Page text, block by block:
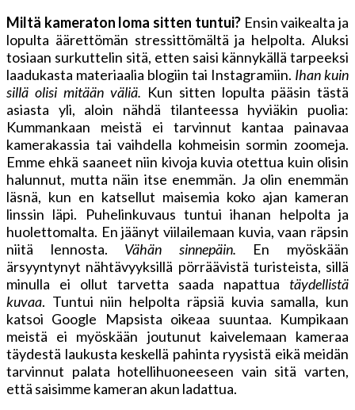
Miltä kameraton loma sitten tuntui?Ensin vaikealta ja
lopulta äärettömän stressittömältä ja helpolta. Aluksi
tosiaan surkuttelin sitä, etten saisi kännykällä tarpeeksi
laadukasta materiaalia blogiin tai Instagramiin. Ihan kuin
sillä olisi mitään väliä. Kun sitten lopulta pääsin tästä
asiasta yli, aloin nähdä tilanteessa hyviäkin puolia:
Kummankaan meistä ei tarvinnut kantaa painavaa
kamerakassia tai vaihdella kohmeisin sormin zoomeja.
Emme ehkä saaneet niin kivoja kuvia otettua kuin olisin
halunnut, mutta näin itse enemmän. Ja olin enemmän
läsnä, kun en katsellut maisemia koko ajan kameran
linssin läpi. Puhelinkuvaus tuntui ihanan helpolta ja
huolettomalta. En jäänyt viilailemaan kuvia, vaan räpsin
niitä lennosta. Vähän sinnepäin. En myöskään
ärsyyntynyt nähtävyyksillä pörräävistä turisteista, sillä
minulla ei ollut tarvetta saada napattua täydellistä
kuvaa. Tuntui niin helpolta räpsiä kuvia samalla, kun
katsoi Google Mapsista oikeaa suuntaa. Kumpikaan
meistä ei myöskään joutunut kaivelemaan kameraa
täydestä laukusta keskellä pahinta ryysistä eikä meidän
tarvinnut palata hotellihuoneeseen vain sitä varten,
että saisimme kameran akun ladattua.